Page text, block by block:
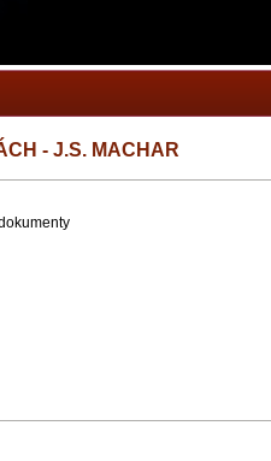
- J.S. MACHAR